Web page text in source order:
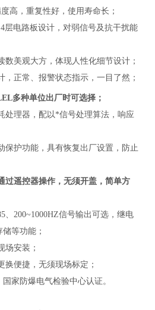
高，重复性好，使用寿命长；
电路板设计，对弱信号及抗干扰能
美观大方，体现人性化细节设计；
正常、报警状态指示，一目了然；
多种单位出厂时可选择；
处理器，配以*信号处理算法，响应
护功能，具有恢复出厂设置，防止
遥控器操作，无须开盖，简单方
、200~1000HZ信号输出可选，继电
等功能；
安装；
便捷，无须现场标定；
家防爆电气检验中心认证。